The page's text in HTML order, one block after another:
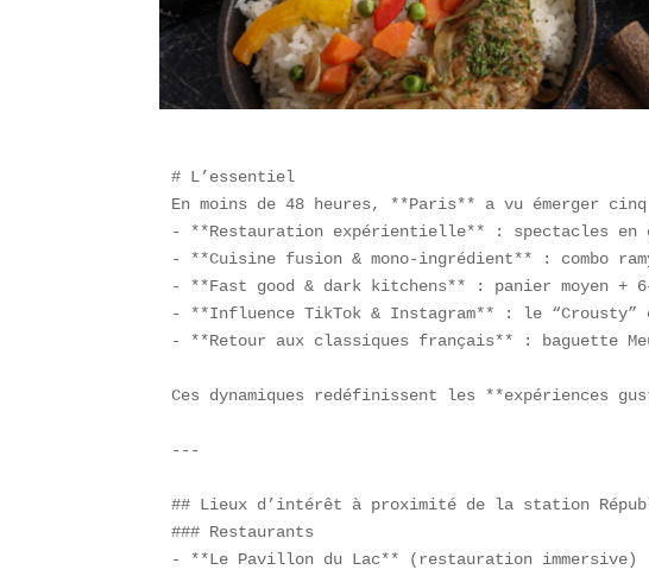
# L’essentiel
En moins de 48 heures, **Paris** a vu émerger
- **Restauration expérientielle** : spectacles en
- **Cuisine fusion & mono-ingrédient** : combo
- **Fast good & dark kitchens** : panier moyen +
- **Influence TikTok & Instagram** : le
- **Retour aux classiques français** : baguette
Ces dynamiques redéfinissent les **expériences
---
## Lieux d’intérêt à proximité de la station
### Restaurants
- **Le Pavillon du Lac** (restauration immersive)